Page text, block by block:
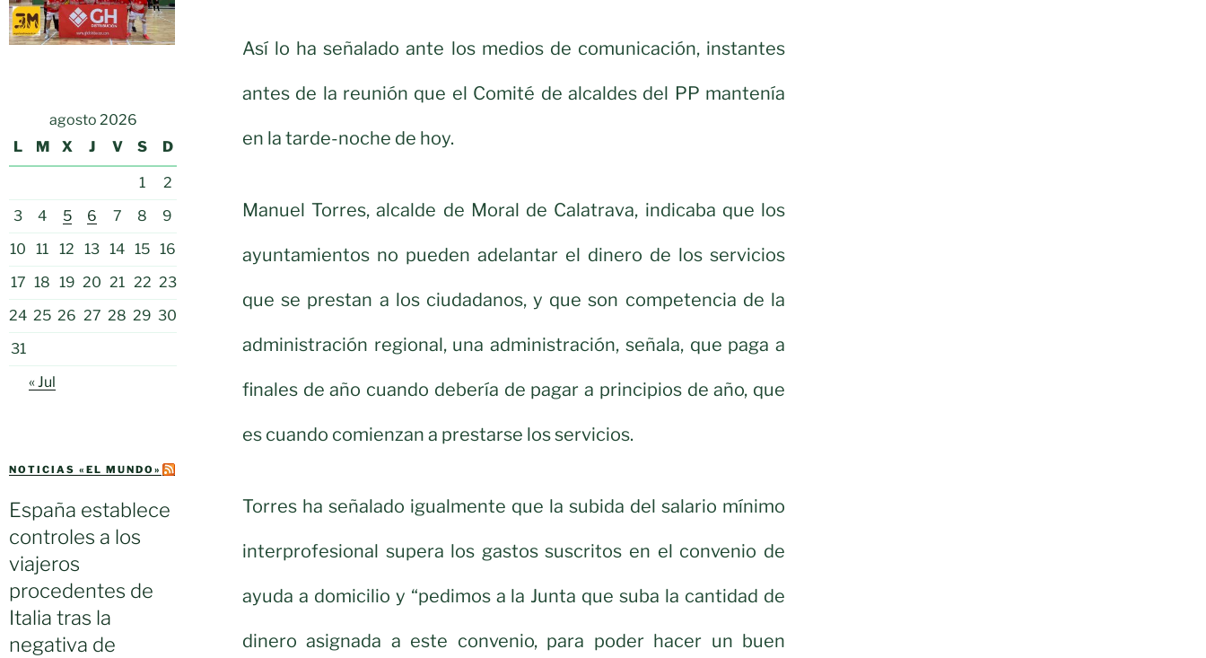
agosto 2026
L
M X J V S D
1
2
3
4 5 6 7 8
9
10
11 12 13 14 15 16
17 18 19 20 21 22 23
24 25 26 27 28 29 30
31
« Jul
NOTICIAS «EL MUNDO»
España establece
controles a los
viajeros
procedentes de
Italia tras la
negativa de
Así lo ha señalado ante los medios de comunicación, instantes
antes de la reunión que el Comité de alcaldes del PP mantenía
en la tarde-noche de hoy.
Manuel Torres, alcalde de Moral de Calatrava, indicaba que los
ayuntamientos no pueden adelantar el dinero de los servicios
que se prestan a los ciudadanos, y que son competencia de la
administración regional, una administración, señala, que paga a
finales de año cuando debería de pagar a principios de año, que
es cuando comienzan a prestarse los servicios.
Torres ha señalado igualmente que la subida del salario mínimo
interprofesional supera los gastos suscritos en el convenio de
ayuda a domicilio y “pedimos a la Junta que suba la cantidad de
dinero asignada a este convenio, para poder hacer un buen